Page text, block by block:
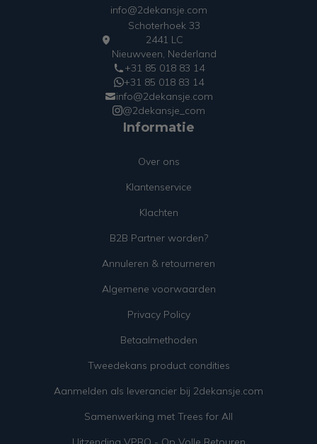
info@2dekansje.com
Schoterhoek 33
2441 LC
Nieuwveen, Nederland
+31 85 018 83 14
+31 85 018 83 14
info@2dekansje.com
@2dekansje_com
Informatie
Over ons
Klantenservice
Klachten
B2B Partner worden?
Annuleren & retourneren
Algemene voorwaarden
Privacy Policy
Betaalmethoden
Tweedekans product condities
Aanmelden als leverancier bij 2dekansje.com
Samenwerking met Trees for All